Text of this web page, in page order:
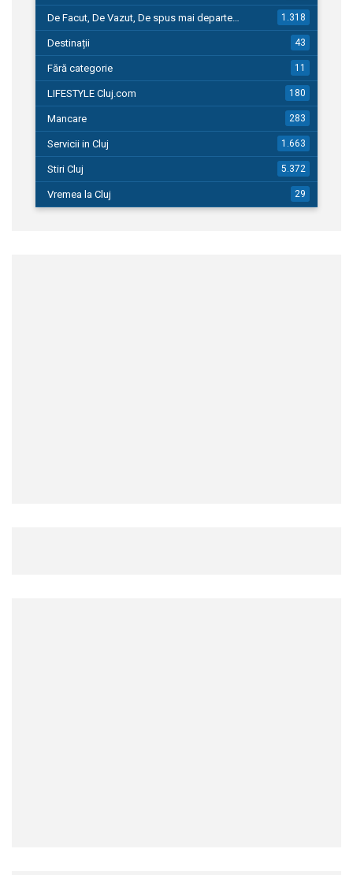
De Facut, De Vazut, De spus mai departe… 1.318
Destinații 43
Fără categorie 11
LIFESTYLE Cluj.com 180
Mancare 283
Servicii in Cluj 1.663
Stiri Cluj 5.372
Vremea la Cluj 29